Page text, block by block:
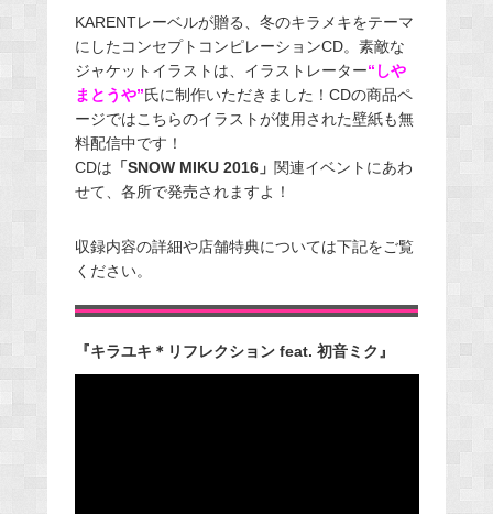
KARENTレーベルが贈る、冬のキラメキをテーマ
にしたコンセプトコンピレーションCD。素敵な
ジャケットイラストは、イラストレーター“しや
まとうや”氏に制作いただきました！CDの商品ペ
ージではこちらのイラストが使用された壁紙も無
料配信中です！
CDは 「SNOW MIKU 2016」 関連イベントにあわ
せて、各所で発売されますよ！
収録内容の詳細や店舗特典については下記をご覧
ください。
『キラユキ＊リフレクション feat. 初音ミク』